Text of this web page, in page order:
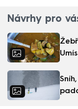
Návrhy pro